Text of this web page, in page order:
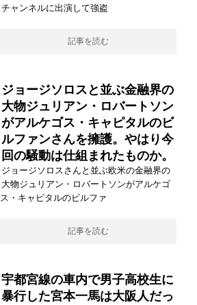
チャンネルに出演して強盗
記事を読む
ジョージソロスと並ぶ金融界の
大物ジュリアン・ロバートソン
がアルケゴス・キャピタルのビ
ルファンさんを擁護。やはり今
回の騒動は仕組まれたものか。
ジョージソロスさんと並ぶ欧米の金融界の
大物ジュリアン・ロバートソンがアルケゴ
ス・キャピタルのビルファ
記事を読む
宇都宮線の車内で男子高校生に
暴行した宮本一馬は大阪人だっ